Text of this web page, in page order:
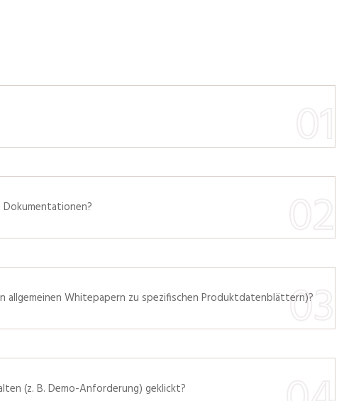
allgemeinen Whitepapern zu spezifischen Produktdatenblättern)?
(z. B. Demo-Anforderung) geklickt?